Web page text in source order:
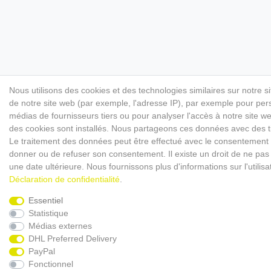
Nous utilisons des cookies et des technologies similaires sur notre
de notre site web (par exemple, l'adresse IP), par exemple pour
médias de fournisseurs tiers ou pour analyser l'accès à notre site
des cookies sont installés. Nous partageons ces données avec
Le traitement des données peut être effectué avec le
donner ou de refuser son consentement. Il existe un droit de ne
une date ultérieure. Nous fournissons plus d'informations sur
Déclaration de confidentialité
Essentiel
Statistique
Médias externes
DHL Preferred Delivery
PayPal
Fonctionnel